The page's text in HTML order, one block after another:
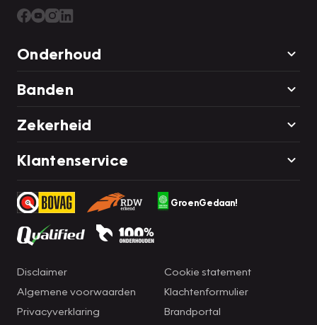
Onderhoud
Banden
Zekerheid
Klantenservice
GroenGedaan!
Disclaimer
Algemene voorwaarden
Privacyverklaring
Cookie statement
Klachtenformulier
Brandportal